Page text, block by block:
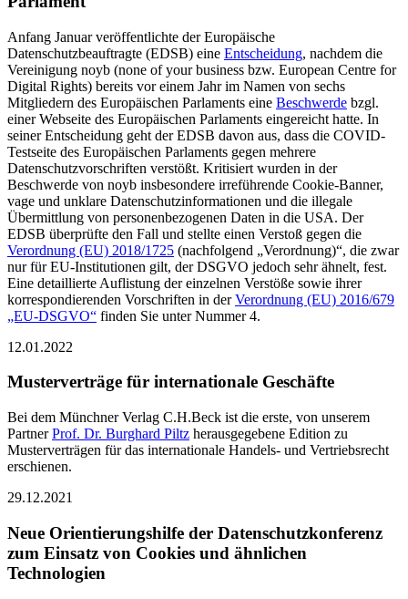
Anfang Januar veröffentlichte der Europäische
Datenschutzbeauftragte (EDSB) eine Entscheidung, nachdem die
Vereinigung noyb (none of your business bzw. European Centre for
Digital Rights) bereits vor einem Jahr im Namen von sechs
Mitgliedern des Europäischen Parlaments eine Beschwerde bzgl.
einer Webseite des Europäischen Parlaments eingereicht hatte. In
seiner Entscheidung geht der EDSB davon aus, dass die COVID-
Testseite des Europäischen Parlaments gegen mehrere
Datenschutzvorschriften verstößt. Kritisiert wurden in der
Beschwerde von noyb insbesondere irreführende Cookie-Banner,
vage und unklare Datenschutzinformationen und die illegale
Übermittlung von personenbezogenen Daten in die USA. Der
EDSB überprüfte den Fall und stellte einen Verstoß gegen die
Verordnung (EU) 2018/1725 (nachfolgend „Verordnung)“, die zwar
nur für EU-Institutionen gilt, der DSGVO jedoch sehr ähnelt, fest.
Eine detaillierte Auflistung der einzelnen Verstöße sowie ihrer
korrespondierenden Vorschriften in derVerordnung (EU) 2016/679
„EU-DSGVO“ finden Sie unter Nummer 4.
12.01.2022
Musterverträge für internationale Geschäfte
Bei dem Münchner Verlag C.H.Beck ist die erste, von unserem
PartnerProf. Dr. Burghard Piltz herausgegebene Edition zu
Musterverträgen für das internationale Handels- und Vertriebsrecht
erschienen.
29.12.2021
Neue Orientierungshilfe der Datenschutzkonferenz
zum Einsatz von Cookies und ähnlichen
Technologien